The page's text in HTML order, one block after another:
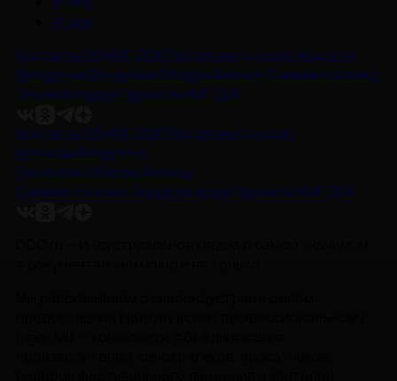
# док
Контакты Об НМГ ДОКПредложите идею Новости
Интервью Рецензии ОбзорыАнонсы Снимается кино
Энциклопедия Проекты НМГ ДОК
Контакты Об НМГ ДОКПредложите идею
Новости Интервью
Рецензии ОбзорыАнонсы
Снимается кино Энциклопедия Проекты НМГ ДОК